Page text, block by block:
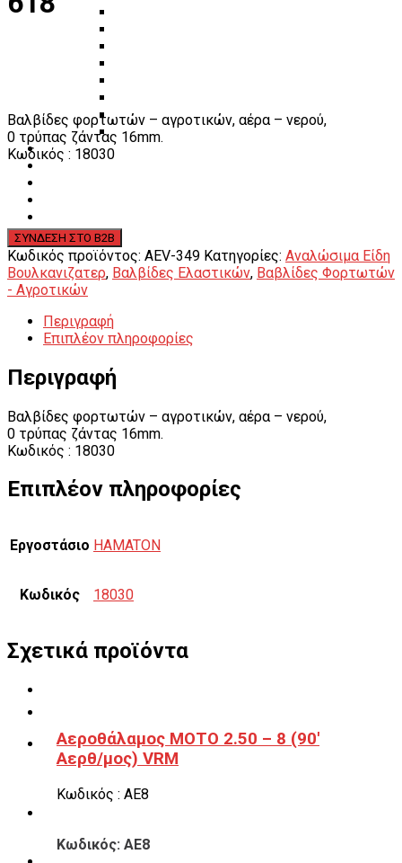
Διάφορα Είδη Φανοποιείου
Αναλώσιμα Είδη Συνεργείου
ΚΑΤΑΛΟΓΟΣ
DOWNLOADS
ΕΝ
Βαλβίδες φορτωτών – αγροτικών, αέρα – νερού,
0 τρύπας ζάντας 16mm.
Κωδικός : 18030
Κωδικός προϊόντος: AEV-349 Κατηγορίες: Αναλώσιμα Είδη
Βουλκανιζατερ, Βαλβίδες Ελαστικών, Βαβλίδες Φορτωτών
- Αγροτικών
Περιγραφή
Επιπλέον πληροφορίες
Περιγραφή
Βαλβίδες φορτωτών – αγροτικών, αέρα – νερού,
0 τρύπας ζάντας 16mm.
Κωδικός : 18030
Επιπλέον πληροφορίες
Εργοστάσιο HAMATON
Κωδικός 18030
Σχετικά προϊόντα
Αεροθάλαμος ΜΟΤΟ 2.50 – 8 (90′
Αερθ/μος) VRM
Κωδικός : ΑΕ8
Κωδικός: ΑΕ8